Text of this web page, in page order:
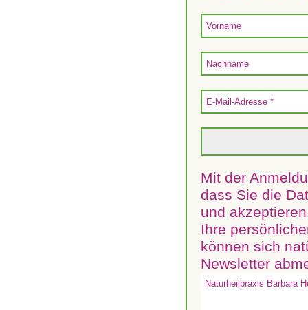
Mit der
dass Sie die
und
Ihre
können sich
Newsletter